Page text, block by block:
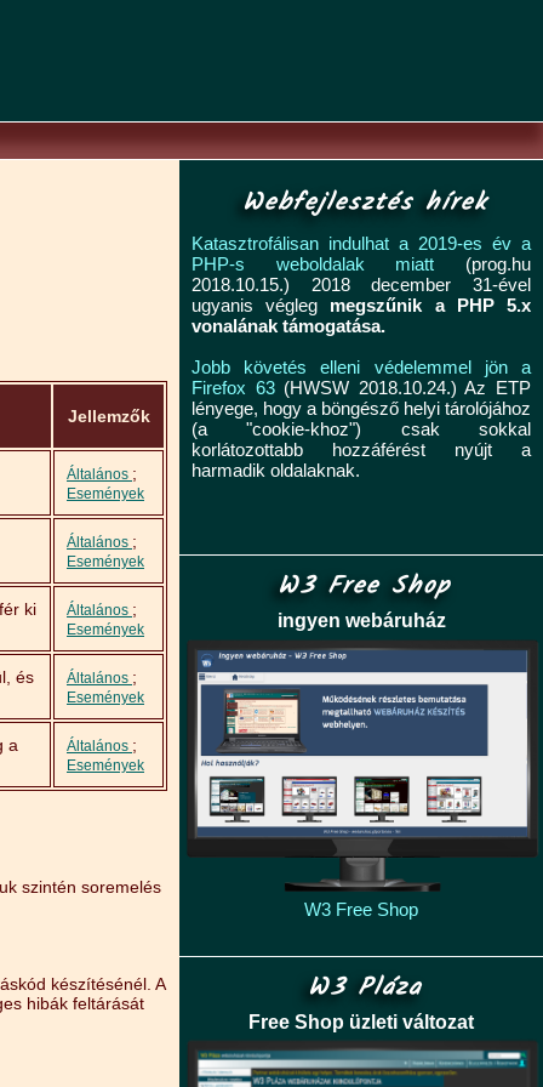
Jellemzők
Általános ;
Események
Általános ;
Események
ki
Általános ;
Események
és
Általános ;
Események
a
Általános ;
Események
szintén soremelés
készítésénél. A
hibák feltárását
Webfejlesztés hírek
Katasztrofálisan indulhat a 2019-es év a
PHP-s weboldalak miatt (prog.hu
2018.10.15.) 2018 december 31-ével
ugyanis végleg megszűnik a PHP 5.x
vonalának támogatása.
Jobb követés elleni védelemmel jön a
Firefox 63(HWSW 2018.10.24.) Az ETP
lényege, hogy a böngésző helyi tárolójához
(a "cookie-khoz") csak sokkal
korlátozottabb hozzáférést nyújt a
harmadik oldalaknak.
W3 Free Shop
ingyen webáruház
W3 Free Shop
W3 Pláza
Free Shop üzleti változat